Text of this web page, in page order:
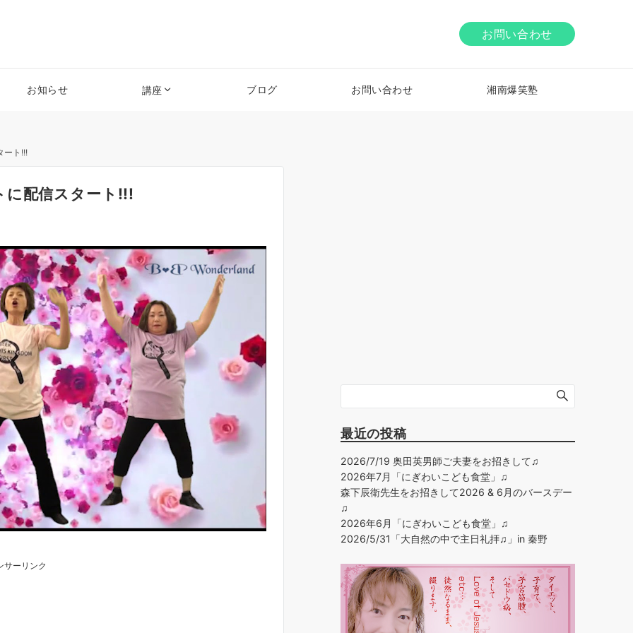
お問い合わせ
お知らせ 講座 ブログ お問い合わせ 湘南爆笑塾
ート!!!
に配信スタート!!!
サーリンク
最近の投稿
2026/7/19 奥田英男師ご夫妻をお招きして♫
2026年7月「にぎわいこども食堂」♫
森下辰衛先生をお招きして2026 & 6月のバースデー
♫
2026年6月「にぎわいこども食堂」♫
2026/5/31「大自然の中で主日礼拝♫」in 秦野